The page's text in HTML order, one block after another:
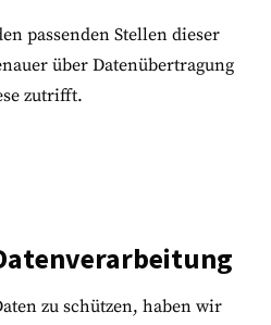
passenden Stellen dieser
über Datenübertragung
zutrifft.
zu schützen, haben wir